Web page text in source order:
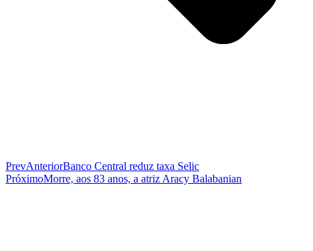
PrevAnteriorBanco Central reduz taxa Selic
PróximoMorre, aos 83 anos, a atriz Aracy Balabanian